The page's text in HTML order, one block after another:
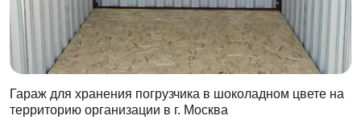
Дизайн контейнера может варьироваться. Наши
специалисты всегда рады помочь вам сделать так,
чтобы контейнер выглядел максимально эстетично.
варианты:
Гараж для хранения погрузчика в шоколадном цвете на
территорию организации в г. Москва